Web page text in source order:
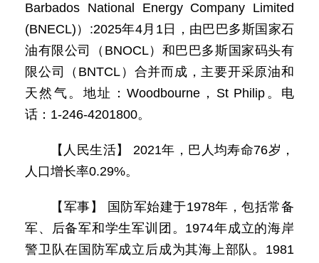
Barbados National Energy Company Limited
(BNECL)）:2025年4月1日，由巴巴多斯国家石
油有限公司（BNOCL）和巴巴多斯国家码头有
限公司（BNTCL）合并而成，主要开采原油和
天然气。地址：Woodbourne，St Philip。电
话：1-246-4201800。
【人民生活】 2021年，巴人均寿命76岁，
人口增长率0.29%。
【军事】 国防军始建于1978年，包括常备
军、后备军和学生军训团。1974年成立的海岸
警卫队在国防军成立后成为其海上部队。1981